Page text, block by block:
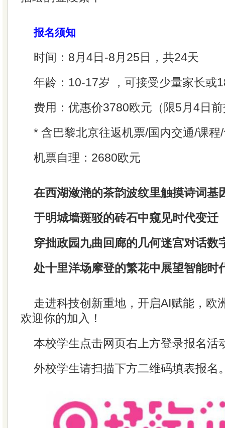
报名须知
时间：8月4日-8月25日，共24天
年龄：10-17岁 ，可接受少量家长或
费用：优惠价3780欧元（限5月4日
* 含巴黎北京往返机票/国内交通/课程
机票自理：2680欧元
在西湖潋滟的茶韵波纹里触摸诗词基
于明城墙斑驳的砖石中窥见时代变迁
穿拙政园九曲回廊的几何迷宫对话数
处十里洋场摩登的繁花中展望智能时
走进科技创新重地，开启AI赋能，欧
欢迎你的加入！
本校学生点击网页右上方登录报名活
外校学生请扫描下方二维码填表报名